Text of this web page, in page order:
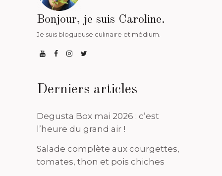
Bonjour, je suis Caroline.
Je suis blogueuse culinaire et médium.
Derniers articles
Degusta Box mai 2026 : c’est
l’heure du grand air !
Salade complète aux courgettes,
tomates, thon et pois chiches